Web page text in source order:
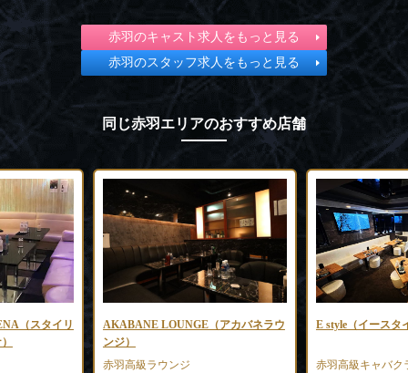
赤羽のキャスト求人をもっと見る
赤羽のスタッフ求人をもっと見る
同じ赤羽エリアのおすすめ店舗
（スタイリ
AKABANE LOUNGE（アカバネラウ
ンジ）
赤羽高級ラウンジ
E style（イースタ
赤羽高級キャバク